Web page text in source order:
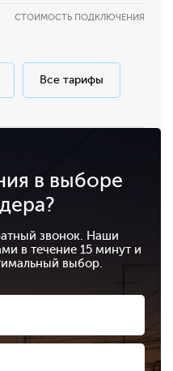
СТОИМОСТЬ ПОДКЛЮЧЕНИЯ
Все тарифы
в выборе
звонок. Наши
в течение 15 минут и
выбор.